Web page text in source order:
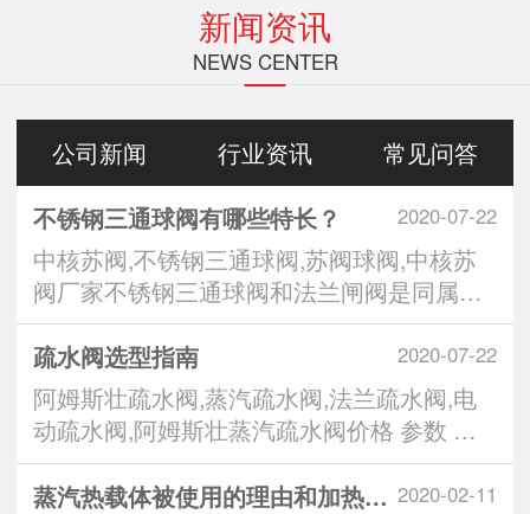
新闻资讯
NEWS CENTER
公司新闻 行业资讯 常见问答
2020-07-22
不锈钢三通球阀有哪些特长？
中核苏阀,不锈钢三通球阀,苏阀球阀,中核苏
阀厂家不锈钢三通球阀和法兰闸阀是同属一
个类型的阀···
2020-07-22
疏水阀选型指南
阿姆斯壮疏水阀,蒸汽疏水阀,法兰疏水阀,电
动疏水阀,阿姆斯壮蒸汽疏水阀价格 参数 标
准 挑···
2020-02-11
蒸汽热载体被使用的理由和加热方式